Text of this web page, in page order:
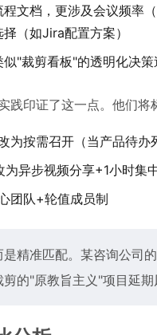
程文档，更涉及会议频率
（如Jira配置方案）
似"裁剪看板"的透明化决
践印证了这一点。他们
为按需召开（当产品待
异步视频分享+1小时集
团队+轮值成员制
精准匹配。某咨询公司
的"原教旨主义"项目延